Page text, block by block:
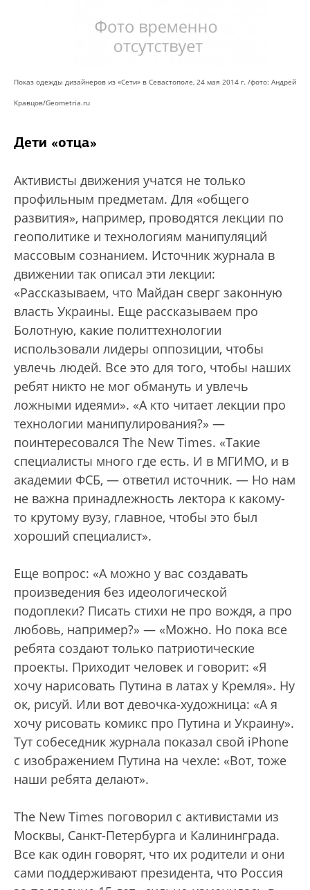
Показ одежды дизайнеров из «Сети» в Севастополе, 24 мая 2014 г. /фото: Андрей
Кравцов/Geometria.ru
Дети «отца»
Активисты движения учатся не только
профильным предметам. Для «общего
развития», например, проводятся лекции по
геополитике и технологиям манипуляций
массовым сознанием. Источник журнала в
движении так описал эти лекции:
«Рассказываем, что Майдан сверг законную
власть Украины. Еще рассказываем про
Болотную, какие политтехнологии
использовали лидеры оппозиции, чтобы
увлечь людей. Все это для того, чтобы наших
ребят никто не мог обмануть и увлечь
ложными идеями». «А кто читает лекции про
технологии манипулирования?» —
поинтересовался The New Times. «Такие
специалисты много где есть. И в МГИМО, и в
академии ФСБ, — ответил источник. — Но нам
не важна принадлежность лектора к какому-
то крутому вузу, главное, чтобы это был
хороший специалист».
Еще вопрос: «А можно у вас создавать
произведения без идеологической
подоплеки? Писать стихи не про вождя, а про
любовь, например?» — «Можно. Но пока все
ребята создают только патриотические
проекты. Приходит человек и говорит: «Я
хочу нарисовать Путина в латах у Кремля». Ну
ок, рисуй. Или вот девочка-художница: «А я
хочу рисовать комикс про Путина и Украину».
Тут собеседник журнала показал свой iPhone
с изображением Путина на чехле: «Вот, тоже
наши ребята делают».
The New Times поговорил с активистами из
Москвы, Санкт-Петербурга и Калининграда.
Все как один говорят, что их родители и они
сами поддерживают президента, что Россия